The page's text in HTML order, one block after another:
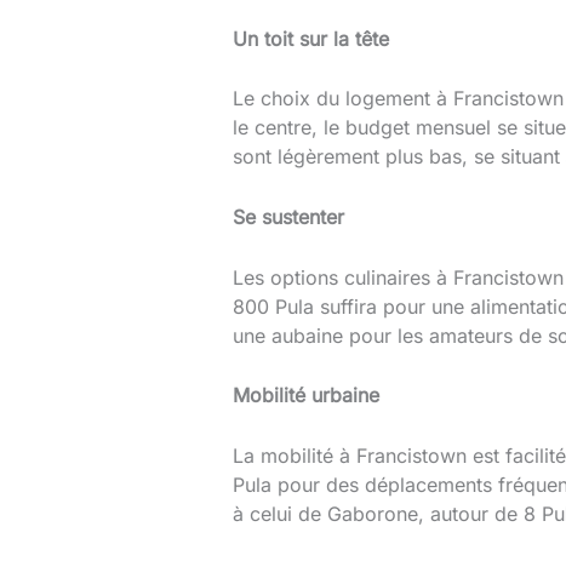
Un toit sur la tête
Le choix du logement à
le centre, le budget mensuel se
sont légèrement plus bas, se
Sesustenter
Les options culinaires à
800 Pula suffira pour une
une aubaine pour les amateurs de
Mobilité urbaine
La mobilité à Francistown est
Pula pour des déplacements
à celui de Gaborone, autour de 8